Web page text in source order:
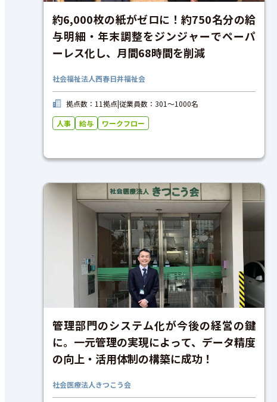
約6,000枚の紙がゼロに！約750名分の給
与明細・年末調整をジンジャーでペーパ
ーレス化し、月間68時間を削減
社会福祉法人西春日井福祉会
拠点数：11拠点|従業員数：301〜1000名
人事
給与 ワークフロー
管理部門のシステム化が今後の経営の鍵
に。一元管理の実現によって、データ精度
の向上・活用体制の構築に成功！
社会医療法人きつこう会